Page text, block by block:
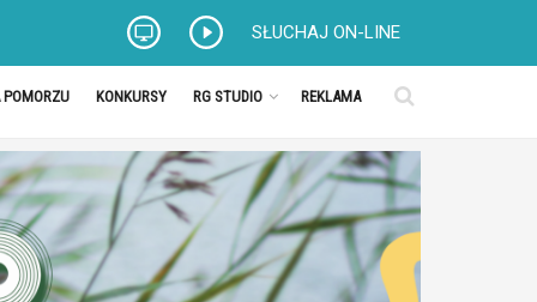
SŁUCHAJ ON-LINE
KONKURSY RG STUDIO REKLAMA